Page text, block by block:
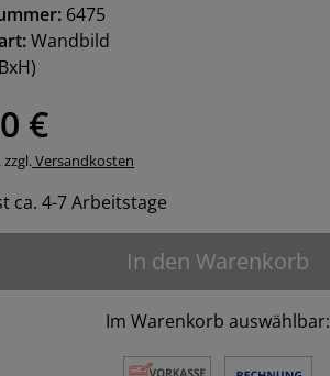
6475
Wandbild
€
Versandkosten
ca. 4-7 Arbeitstage
In den Warenkorb
Im Warenkorb auswählbar: